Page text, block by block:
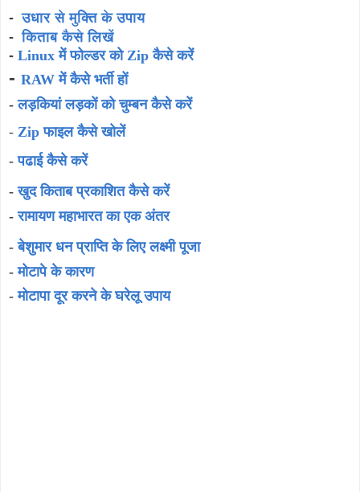
-उधार से मुक्ति के उपाय
-किताब कैसे लिखें
- Linux में फोल्डर को Zip कैसे करें
- RAW में कैसे भर्ती हों
-लड़कियां लड़कों को चुम्बन कैसे करें
- Zip फाइल कैसे खोलें
-पढाई कैसे करें
-खुद किताब प्रकाशित कैसे करें
-रामायण महाभारत का एक अंतर
-बेशुमार धन प्राप्ति के लिए लक्ष्मी पूजा
-मोटापे के कारण
- मोटापा दूर करने के घरेलू उपाय